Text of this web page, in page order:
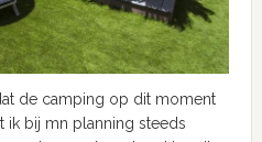
de camping op dit moment
ik bij mn planning steeds